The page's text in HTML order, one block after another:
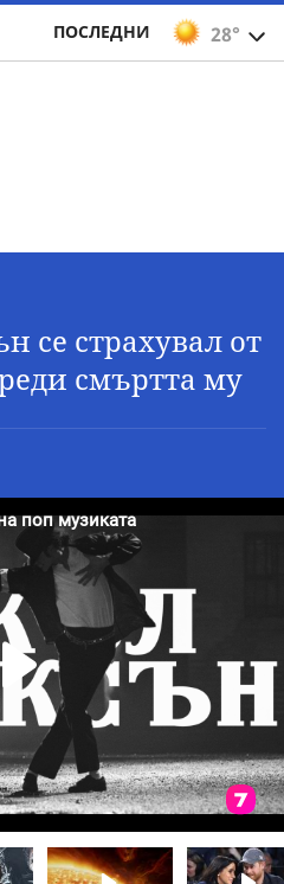
28°
ПОСЛЕДНИ
се страхувал от
смъртта му